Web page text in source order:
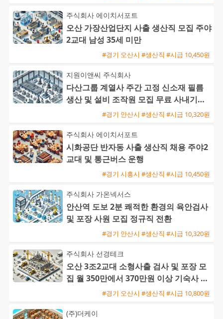
주식회사 에이치서포트
오산 가장산업단지 사출 생산직 모집 주야
2교대 남성 35세 미만
#경기 오산시 #생산직 #시급 10,450원
지원이앤씨 주식회사
다산그룹 계열사 주간 고정 신소재 필름
생산 및 설비 조작원 모집 무료 사내기숙
#경기 안산시 #생산직 #시급 10,320원
주식회사 에이치서포트
시화공단 반자동 사출 생산직 채용 주야2
교대 및 통근버스 운행
#경기 시흥시 #생산직 #시급 10,450원
주식회사 가온넥서스
안산역 도보 2분 쾌적한 환경의 육안검사
및 포장 사원 모집 정규직 전환
#경기 안산시 #생산직 #시급 10,320원
주식회사 선경테크
오산 3조2교대 소형사출 검사 및 포장 모
집 월 350만에서 370만원 이상 기숙사 지
원 및 통근버스 운행
#경기 오산시 #생산직 #시급 10,800원
(주)더케이